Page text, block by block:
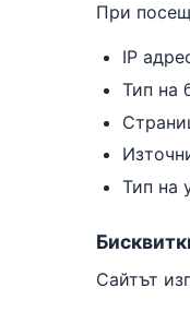
При
IP
Тип на
Тип на
Сайтът